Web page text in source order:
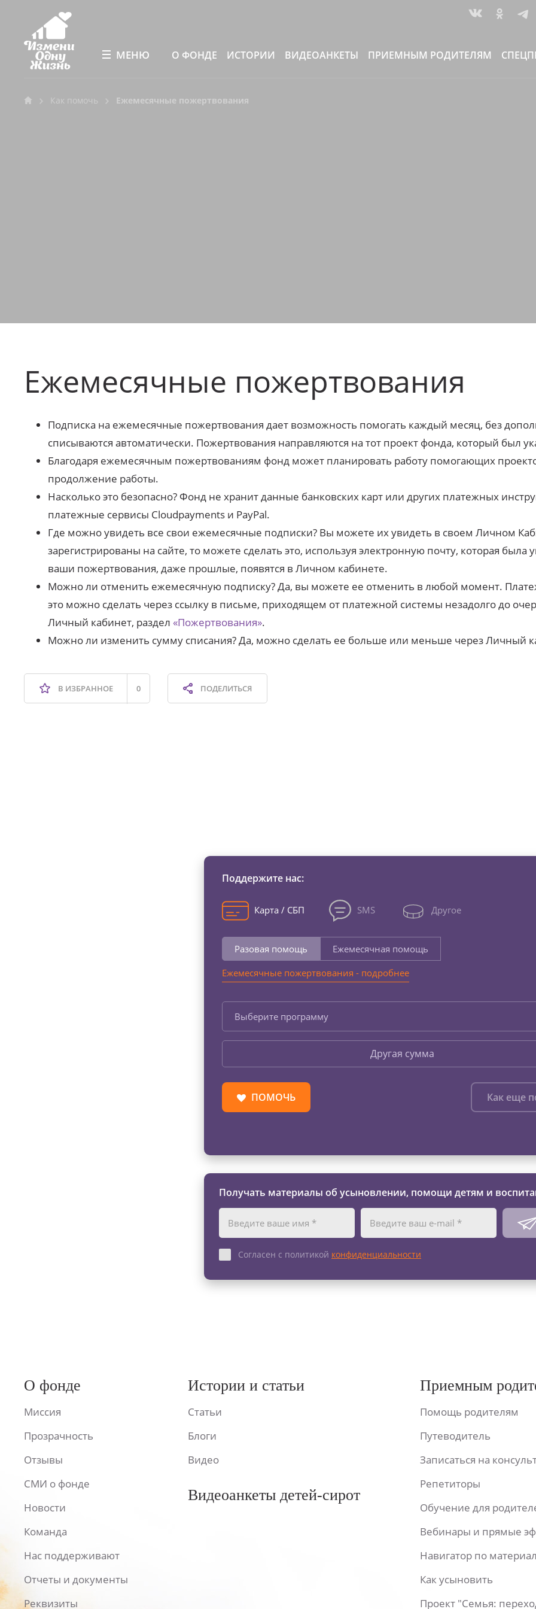
МЕНЮ О ФОНДЕ ИСТОРИИ ВИДЕОАНКЕТЫ ПРИЕМНЫМ РОДИТЕЛЯМ
Как помочь Ежемесячные пожертвования
Ежемесячные пожертвования
Подписка на ежемесячные пожертвования дает возможность помогать каждый месяц, без
списываются автоматически. Пожертвования направляются на тот проект фонда, который был
Благодаря ежемесячным пожертвованиям фонд может планировать работу помогающих
продолжение работы.
Насколько это безопасно? Фонд не хранит данные банковских карт или других платежных
платежные сервисы Cloudpayments и PayPal.
Где можно увидеть все свои ежемесячные подписки? Вы можете их увидеть в своем Личном
зарегистрированы на сайте, то можете сделать это, используя электронную почту, которая
ваши пожертвования, даже прошлые, появятся в Личном кабинете.
Можно ли отменить ежемесячную подписку? Да, вы можете ее отменить в любой момент.
это можно сделать через ссылку в письме, приходящем от платежной системы незадолго до
Личный кабинет, раздел «Пожертвования».
Можно ли изменить сумму списания? Да, можно сделать ее больше или меньше через Личный
В ИЗБРАННОЕ 0 ПОДЕЛИТЬСЯ
Поддержите нас:
Карта / СБП SMS Другое
Разовая помощь
Ежемесячная помощь
Ежемесячные пожертвования - подробнее
Выберите программу
Другая сумма
ПОМОЧЬ Как еще
Получать материалы об усыновлении, помощи детям и
Согласен с политикой конфиденциальности
О фонде
Миссия
Прозрачность
Отзывы
СМИ о фонде
Новости
Команда
Нас поддерживают
Отчеты и документы
Реквизиты
Истории и статьи
Статьи
Блоги
Видео
Видеоанкеты детей-сирот
Приемным
Помощь родителям
Путеводитель
Записаться на
Репетиторы
Обучение для
Вебинары и прямые
Навигатор по
Как усыновить
Проект "Семья: